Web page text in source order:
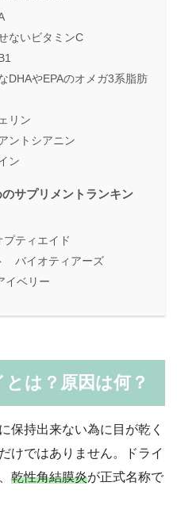
ないビタミンC
DHAやEPAのオメガ3系脂肪
リン
ントシアニン
ン
サプリメントランキン
ティエイド
バイオティアーズ
ベリー
は？原因は何？
保持出来ない為に目が乾く
けではありません。ドライ
乾性角結膜炎が正式名称で